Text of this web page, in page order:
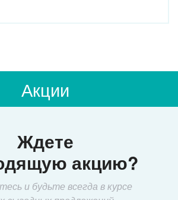
Акции
Ждете
акцию?
и будьте всегда в курсе